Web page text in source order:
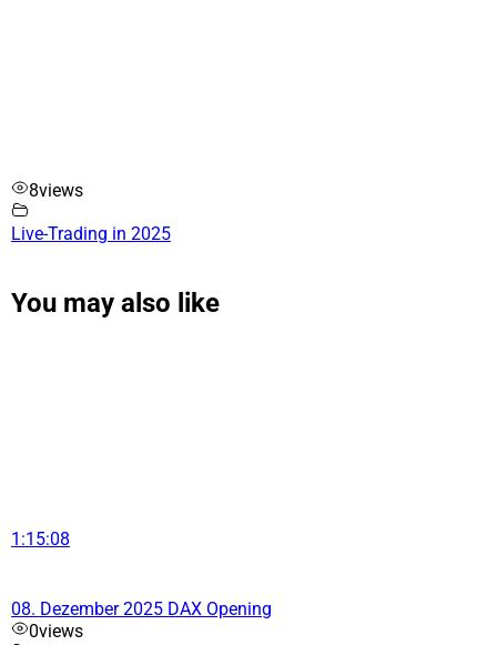
8views
Live-Trading in 2025
You may also like
1:15:08
08. Dezember 2025 DAX Opening
0views